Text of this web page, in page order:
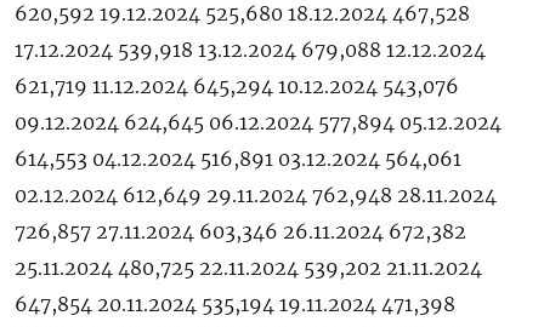
620,592 19.12.2024 525,680 18.12.2024 467,528
17.12.2024 539,918 13.12.2024 679,088 12.12.2024
621,719 11.12.2024 645,294 10.12.2024 543,076
09.12.2024 624,645 06.12.2024 577,894 05.12.2024
614,553 04.12.2024 516,891 03.12.2024 564,061
02.12.2024 612,649 29.11.2024 762,948 28.11.2024
726,857 27.11.2024 603,346 26.11.2024 672,382
25.11.2024 480,725 22.11.2024 539,202 21.11.2024
647,854 20.11.2024 535,194 19.11.2024 471,398